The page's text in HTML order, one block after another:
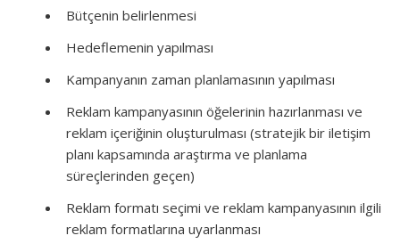
Bütçenin belirlenmesi
Hedeflemenin yapılması
Kampanyanın zaman planlamasının yapılması
Reklam kampanyasının öğelerinin hazırlanması ve
reklam içeriğinin oluşturulması (stratejik bir iletişim
planı kapsamında araştırma ve planlama
süreçlerinden geçen)
Reklam formatı seçimi ve reklam kampanyasının ilgili
reklam formatlarına uyarlanması